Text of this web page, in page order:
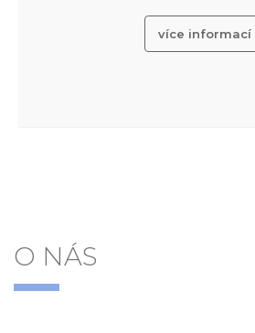
více informací
O NÁS